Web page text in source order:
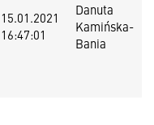
15.01.2021
16:47:01
Danuta
Kamińska-
Bania